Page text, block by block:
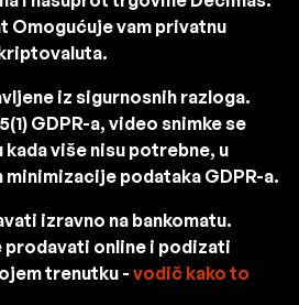
Omogućuje vam privatnu
iz sigurnosnih razloga.
GDPR-a, video snimke se
više nisu potrebne, u
minimizacije podataka GDPR-a.
izravno na bankomatu.
prodavati online i podizati
trenutku - vodič kako to